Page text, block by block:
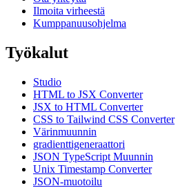
Ilmoita virheestä
Kumppanuusohjelma
Työkalut
Studio
HTML to JSX Converter
JSX to HTML Converter
CSS to Tailwind CSS Converter
Värinmuunnin
gradienttigeneraattori
JSON TypeScript Muunnin
Unix Timestamp Converter
JSON-muotoilu